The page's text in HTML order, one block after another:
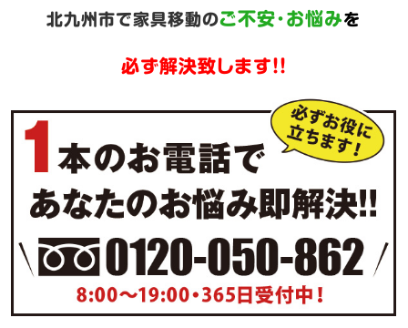
北九州市で家具移動のご不安･お悩みを
必ず解決致します!!